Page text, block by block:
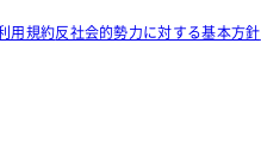
用規約反社会的勢力に対する基本方針